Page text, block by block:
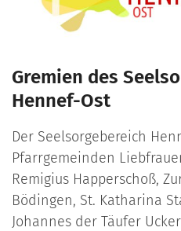
Gremien des
Hennef-Ost
Der Seelsorgebereich
Pfarrgemeinden
Remigius Happerschoß,
Bödingen, St. Katharina
Johannes der Täufer